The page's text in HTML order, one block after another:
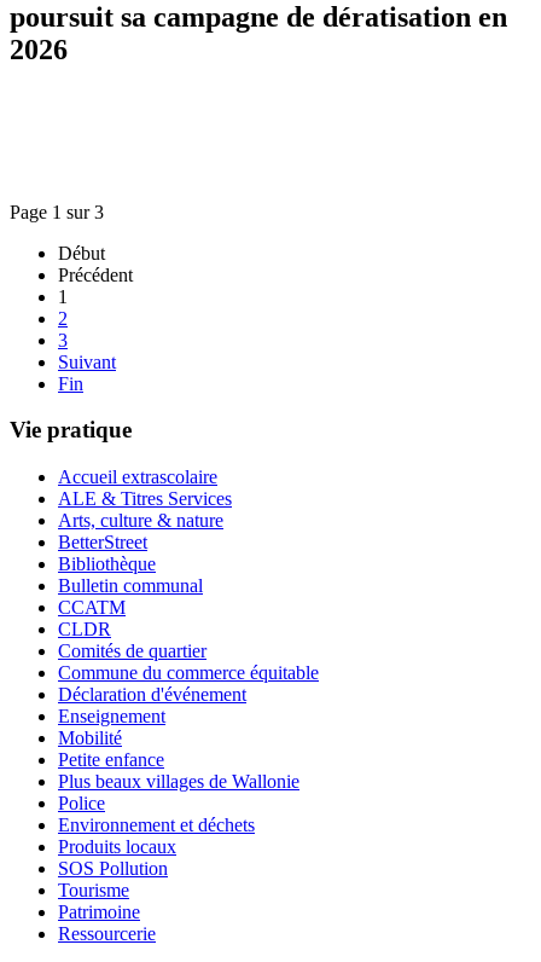
poursuit sa campagne de dératisation en
2026
Page 1 sur 3
Début
Précédent
1
2
3
Suivant
Fin
Vie pratique
Accueil extrascolaire
ALE & Titres Services
Arts, culture & nature
BetterStreet
Bibliothèque
Bulletin communal
CCATM
CLDR
Comités de quartier
Commune du commerce équitable
Déclaration d'événement
Enseignement
Mobilité
Petite enfance
Plus beaux villages de Wallonie
Police
Environnement et déchets
Produits locaux
SOS Pollution
Tourisme
Patrimoine
Ressourcerie